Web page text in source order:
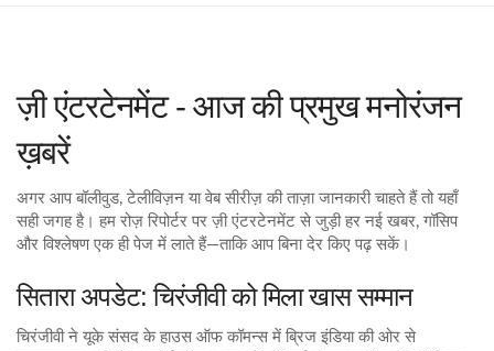
ज़ी एंटरटेनमेंट - आज की प्रमुख मनोरंजन
ख़बरें
अगर आप बॉलीवुड, टेलीविज़न या वेब सीरीज़ की ताज़ा जानकारी चाहते हैं तो यहाँ
सही जगह है। हम रोज़ रिपोर्टर पर ज़ी एंटरटेनमेंट से जुड़ी हर नई खबर, गॉसिप
और विश्लेषण एक ही पेज में लाते हैं—ताकि आप बिना देर किए पढ़ सकें।
सितारा अपडेट: चिरंजीवी को मिला खास सम्मान
चिरंजीवी ने यूके संसद के हाउस ऑफ कॉमन्स में ब्रिज इंडिया की ओर से